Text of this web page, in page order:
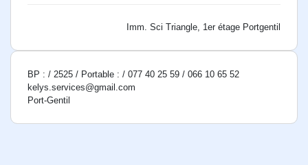
Imm. Sci Triangle, 1er étage Portgentil
BP : / 2525 / Portable : / 077 40 25 59 / 066 10 65 52
kelys.services@gmail.com
Port-Gentil